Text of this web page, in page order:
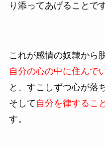
り添ってあげることです
これが感情の奴隷から
自分の心の中に住んで
と、すこしずつ心が落
そして 自分を律するこ
す。